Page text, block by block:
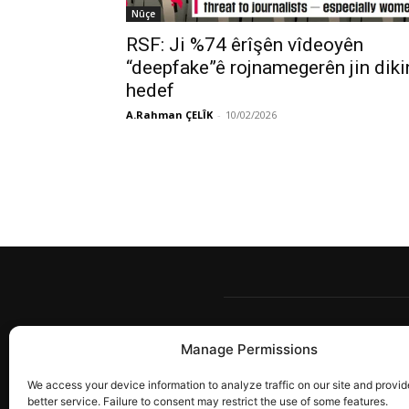
Manage Permissions
We access your device information to analyze traffic on our site and
better service. Failure to consent may restrict the use of some features.
Nûçe
RSF: Ji %74 êrîşên vîdeoyên
“deepfake”ê rojnamegerên jin
hedef
A.Rahman ÇELÎK - 10/02/2026
ye.